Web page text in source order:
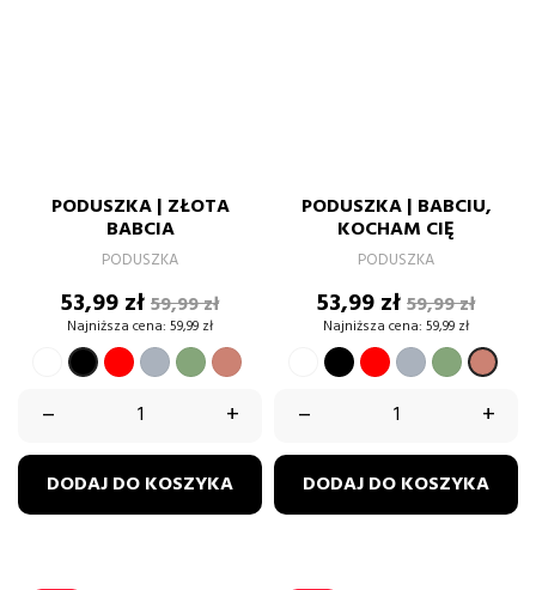
PODUSZKA | ZŁOTA
BABCIA
PODUSZKA
Cena
53,99 złCena
podstawowa
59,99 zł
Najniższa cena: 59,99 zł
BIAŁYCZARNYCZERWONY
SZARYZIELONYBRUDNY
– +
DODAJ DO KOSZYKA
PODUSZKA | BABCIU,
KOCHAM CIĘ
PODUSZKA
Cena
53,99 złCena
59,99 zł
Najniższa cena: 59,99 zł
BIAŁYCZARNYCZERWONY
SZARYZIELONY
– +
DODAJ DO KOSZYKA